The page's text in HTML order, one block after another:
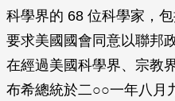
科學界的 68 位科學家，
要求美國國會同意以聯邦
在經過美國科學界、宗教
布希總統於二○○一年八月